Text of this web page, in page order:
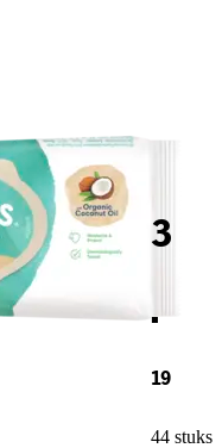
3
.
19
44 stuks